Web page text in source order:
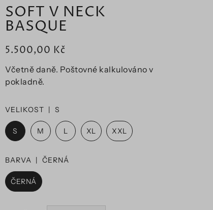
SOFT V NECK
BASQUE
5.500,00 Kč
Včetně daně. Poštovné kalkulováno v
pokladně.
VELIKOST | S
S M L XL XXL
BARVA | ČERNÁ
ČERNÁ